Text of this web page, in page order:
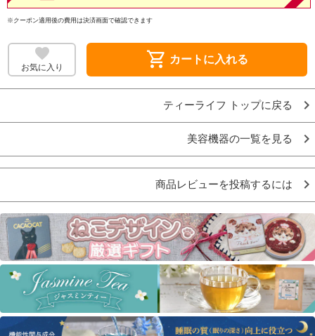
※クーポン適用後の費用は決済画面で確認できます
お気に入り shopping_cart カートに入れる
ティーライフ トップに戻る
美容機器の一覧を見る
商品レビューを投稿するには